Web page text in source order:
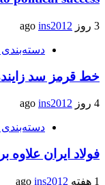
3 روز ago ins2012
خط قرمز سد زاینده‌رود، ۲۳۶ میلیون
4 روز ago ins2012
فولاد ایران
1 هفته ago ins2012